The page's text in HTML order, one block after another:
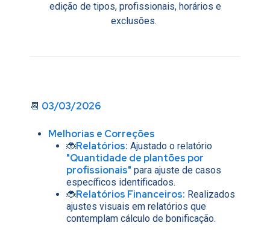
edição de tipos, profissionais, horários e
exclusões.
📆 03/03/2026
Melhorias e Correções
🐞Relatórios: Ajustado o relatório
"Quantidade de plantões por
profissionais" para ajuste de casos
específicos identificados.
🐞Relatórios Financeiros: Realizados
ajustes visuais em relatórios que
contemplam cálculo de bonificação.